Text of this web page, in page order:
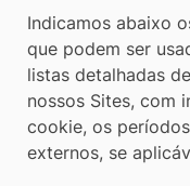
Indicamos abaixo
que podem ser
listas detalhadas
nossos Sites, com
cookie, os
externos, se